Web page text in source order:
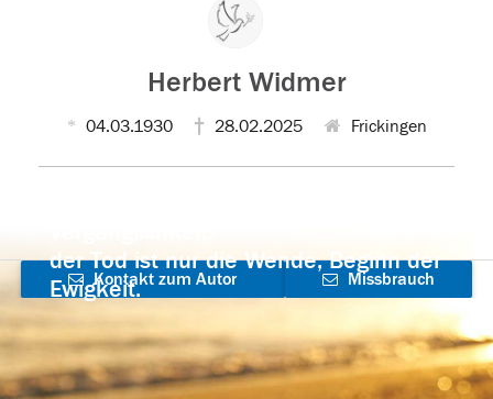
Herbert Widmer
04.03.1930 28.02.2025 Frickingen
der Tod ist nur die Wende, Beginn der
Ewigkeit.
Kontakt zum Autor
aufnehmen
Missbrauch